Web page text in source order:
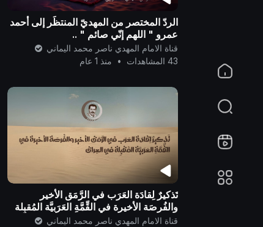
الردّ المختصر من المهديّ المنتظَر إلى أحمد
عمرو " اللهم إنّي صائم " ..
قناة الامام المهدي ناصر محمد اليماني
43 المشاهدات
• منذ 1 عام
تَذكيرٌ لِقادَة العَرَب في الرَّمَق الأخير
والفُرصَة الأخيرة في القِّمَّةِ العَرَبيَّة المُقبِلة
في العِراق..
قناة الامام المهدي ناصر محمد اليماني